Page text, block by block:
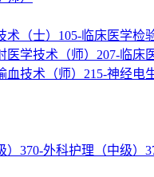
术（士） 105-临床医学检
医学技术（师） 207-临床
血技术（师） 215-神经电
370-外科护理（中级）